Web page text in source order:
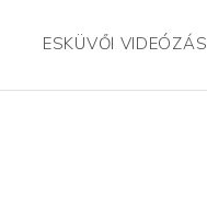
ESKÜVŐI VIDEÓZÁS